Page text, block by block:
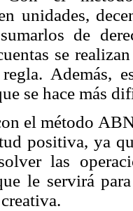
unidades,
de
se
Además,
se hace más
el método
positiva, ya
las
le servirá